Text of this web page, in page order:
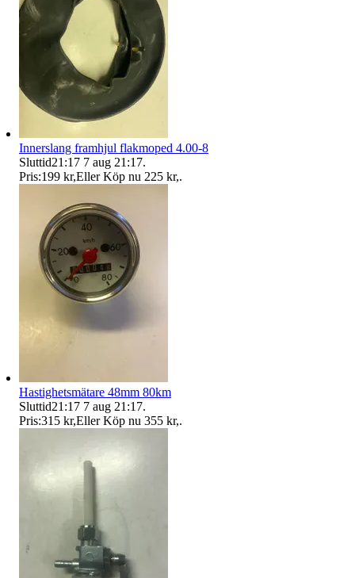
Innerslang framhjul flakmoped 4.00-8
Sluttid21:17 7 aug 21:17.
Pris:199 kr,Eller Köp nu 225 kr,.
Hastighetsmätare 48mm 80km
Sluttid21:17 7 aug 21:17.
Pris:315 kr,Eller Köp nu 355 kr,.